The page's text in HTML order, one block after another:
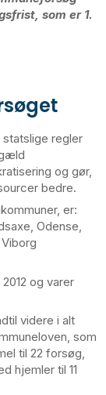
som er 1.
statslige regler
og gør,
bedre.
er:
Odense,
og varer
videre i alt
som
til 22 forsøg,
hjemler til 11